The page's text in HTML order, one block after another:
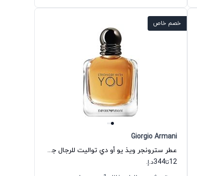
خصم خاص
Giorgio Armani
عطر سترونجر ويذ يو أو دي تواليت للرجال جورجيو أرماني
12تا344د.إ.